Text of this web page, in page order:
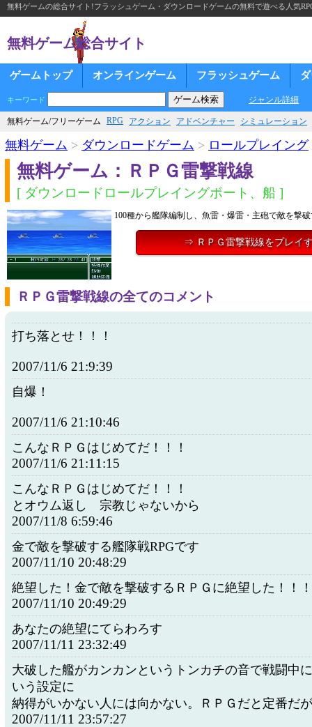
無料ゲームの総合サイト!フラッシュゲーム・ダウンロードゲームの無料で遊べる人気
無料ゲーム総合サイト
ゲームトップ オンラインゲーム フラッシュゲーム
キーワード ジャンル詳細
無料ゲーム/フリーゲーム RPG アクション アドベンチャー シミュレーション
無料ゲーム > ダウンロードゲーム > ロールプレイング
無料ゲーム：ＲＰＧ雷撃戦線
[ ダウンロードロールプレイングボート、船 ]
100種から艦隊編制し、魚雷・爆雷・主砲で敵を撃
⇒ ＲＰＧ雷撃戦線をプレイ
ＲＰＧ雷撃戦線の全てのコメント
打ち落とせ！！！
2007/11/6 21:9:39
自爆！
2007/11/6 21:10:46
こんなＲＰＧはじめてだ！！！
2007/11/6 21:11:15
こんなＲＰＧはじめてだ！！！
とオウム返し 宗教じゃないから
2007/11/8 6:59:46
金で敵を撃破する艦隊戦RPGです
2007/11/10 20:48:29
絶望した！金で敵を撃破するＲＰＧに絶望した！！
2007/11/10 20:49:29
あなたの絶望にてらわろす
2007/11/11 23:32:49
大破した艦がカンカンというトンカチの音で戦闘中
いう設定に
納得がいかない人には向かない。ＲＰＧだと定番だ
2007/11/11 23:57:27